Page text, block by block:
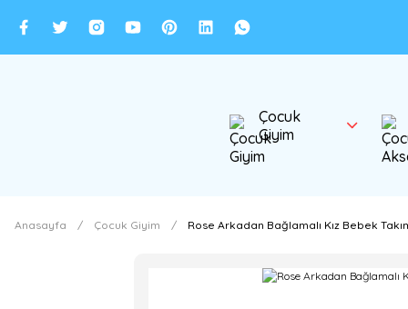
Çocuk
Giyim
Anasayfa Çocuk Giyim Rose Arkadan Bağlamalı Kız Bebek